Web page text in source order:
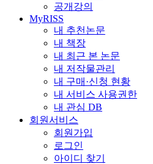
공개강의
MyRISS
내 추천논문
내 책장
내 최근 본 논문
내 저작물관리
내 구매·신청 현황
내 서비스 사용권한
내 관심 DB
회원서비스
회원가입
로그인
아이디 찾기